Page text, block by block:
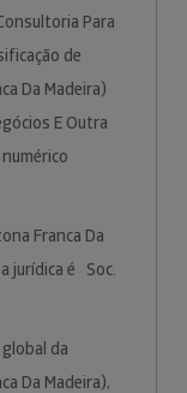
Para
de
Da Madeira)
E Outra
Franca Da
jurídica é Soc.
da
Da Madeira),